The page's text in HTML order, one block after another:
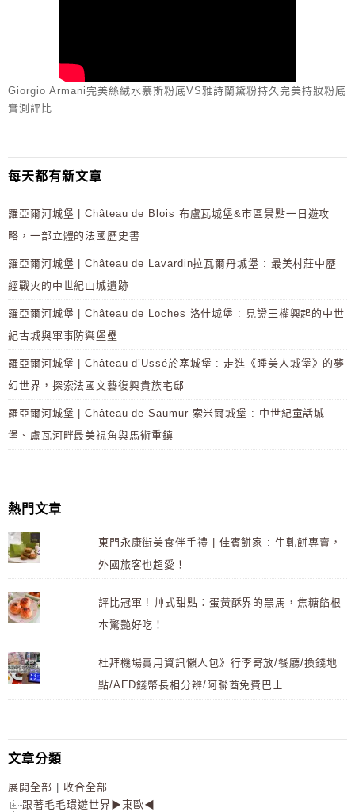
Giorgio Armani完美絲絨水慕斯粉底VS雅詩蘭黛粉持久完美持妝粉底
實測評比
每天都有新文章
羅亞爾河城堡 | Château de Blois 布盧瓦城堡&市區景點一日遊攻
略，一部立體的法國歷史書
羅亞爾河城堡 | Château de Lavardin拉瓦爾丹城堡 : 最美村莊中歷
經戰火的中世紀山城遺跡
羅亞爾河城堡 | Château de Loches 洛什城堡 : 見證王權興起的中世
紀古城與軍事防禦堡壘
羅亞爾河城堡 | Château d’Ussé於塞城堡 : 走進《睡美人城堡》的夢
幻世界，探索法國文藝復興貴族宅邸
羅亞爾河城堡 | Château de Saumur 索米爾城堡 : 中世紀童話城
堡、盧瓦河畔最美視角與馬術重鎮
熱門文章
東門永康街美食伴手禮 | 佳賓餅家 : 牛軋餅專賣，
外國旅客也超愛！
評比冠軍 ! 艸式甜點：蛋黃酥界的黑馬，焦糖餡根
本驚艷好吃！
杜拜機場實用資訊懶人包》行李寄放/餐廳/換錢地
點/AED錢幣長相分辨/阿聯酋免費巴士
文章分類
展開全部
收合全部
跟著毛毛環遊世界▶東歐◀